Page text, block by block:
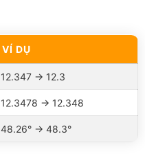
VÍ DỤ
12.347 → 12.3
12.3478 → 12.348
48.26° → 48.3°